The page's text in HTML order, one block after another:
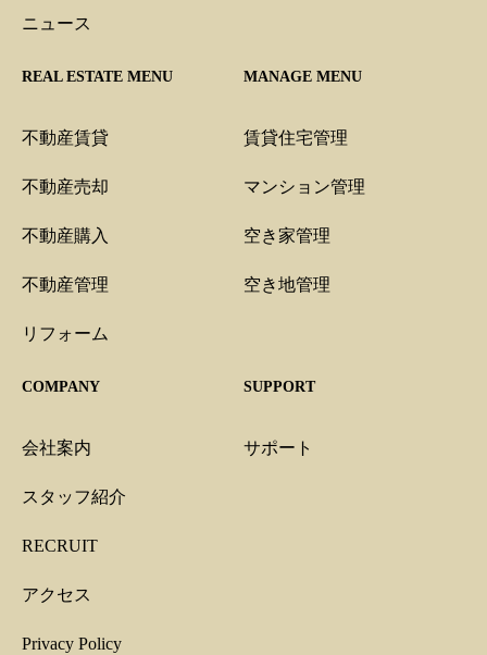
ニュース
REAL ESTATE MENU
不動産賃貸
不動産売却
不動産購入
不動産管理
リフォーム
MANAGE MENU
賃貸住宅管理
マンション管理
空き家管理
空き地管理
COMPANY
会社案内
スタッフ紹介
RECRUIT
アクセス
Privacy Policy
SUPPORT
サポート